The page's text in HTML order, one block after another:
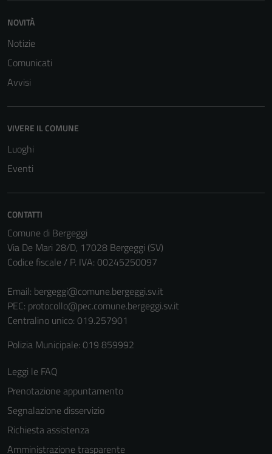
NOVITÀ
Notizie
Comunicati
Avvisi
VIVERE IL COMUNE
Luoghi
Eventi
CONTATTI
Comune di Bergeggi
Via De Mari 28/D, 17028 Bergeggi (SV)
Codice fiscale / P. IVA: 00245250097
Email: bergeggi@comune.bergeggi.sv.it
PEC: protocollo@pec.comune.bergeggi.sv.it
Centralino unico: 019.257901
Polizia Municipale: 019 859992
Leggi le FAQ
Prenotazione appuntamento
Segnalazione disservizio
Richiesta assistenza
Amministrazione trasparente